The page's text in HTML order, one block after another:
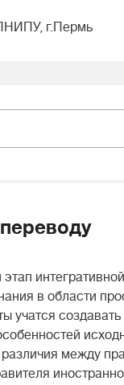
г.Пермь
в области
учатся создавать
между